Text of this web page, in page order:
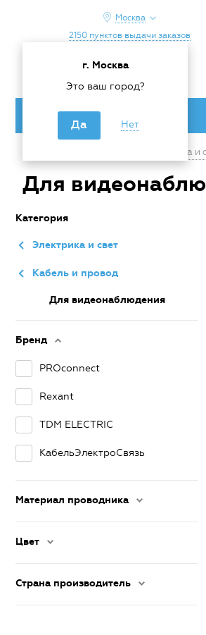
Москва
г. Москва
Это ваш город?
Да Нет
2150 пунктов выдачи заказов
Каталог товаров
Электрика и
Для
Категория
Электрика и свет
Кабель и провод
Для видеонаблюдения
Бренд
PROconnect
Rexant
TDM ELECTRIC
КабельЭлектроСвязь
Материал проводника
Цвет
Страна производитель